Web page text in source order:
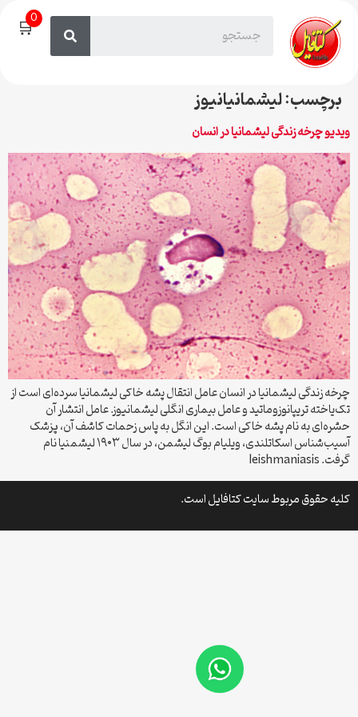
🛒0
برچسب:لیشمانیانیوز
ویدیو چرخه زندگی لیشمانیا در انسان
چرخه زندگی لیشمانیا در انسان عامل انتقال پشه خاکی لیشمانیا سرده‌ای است از
تک‌یاخته تریپانوزوماتید و عامل بیماری انگلی لیشمانیوز. عامل انتشار آن
حشره‌ای به نام پشه خاکی است. این انگل به پاس زحمات کاشف آن، پزشک
آسیب‌شناس اسکاتلندی، ویلیام بوگ لیشمن، در سال ۱۹۰۳ لیشمنیا نام
گرفت. leishmaniasis
کلیه حقوق مربوط سایت کتافایل است.